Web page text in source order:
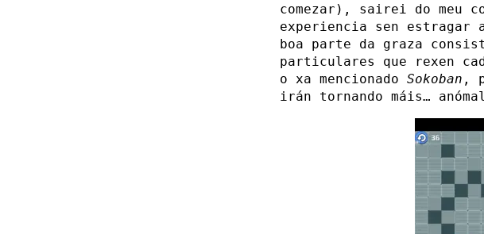
comezar), sairei do meu
experiencia sen estragar
boa parte da graza
particulares que rexen
o xa mencionado Sokoban ,
irán tornando máis…